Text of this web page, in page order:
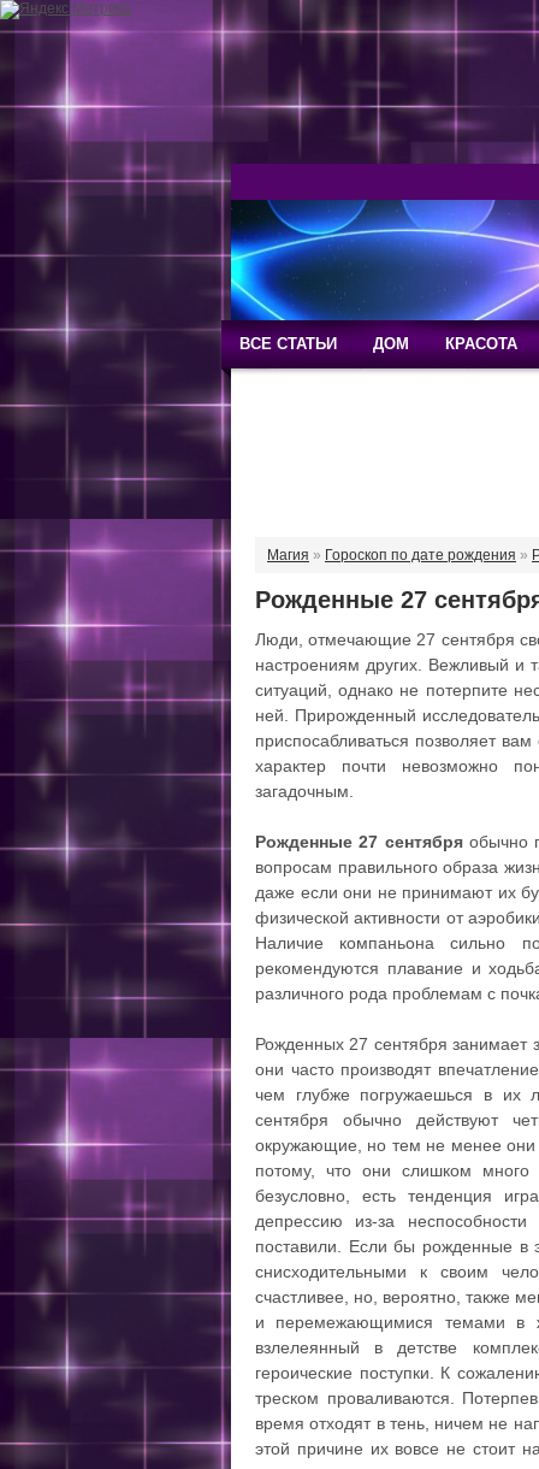
ВСЕ СТАТЬИ ДОМ КРАСОТА
Магия » Гороскоп по дате рождения »
Рожденные 27
Люди, отмечающие 27 сентября
настроениям других. Вежливый и
ситуаций, однако не потерпите
ней. Прирожденный
приспосабливаться позволяет
характер почти невозможно
загадочным.
Рожденные 27 сентябряобычно
вопросам правильного образа
даже если они не принимают их
физической активности от
Наличие компаньона сильно
рекомендуются плавание и
различного рода проблемам с
Рожденных 27 сентября занимает
они часто производят
чем глубже погружаешься в их
сентября обычно действуют
окружающие, но тем не менее
потому, что они слишком
безусловно, есть тенденция
депрессию из-за
поставили. Если бы рожденные в
снисходительными к своим
счастливее, но, вероятно, также
и перемежающимися темами в
взлелеянный в детстве
героические поступки. К
треском проваливаются.
время отходят в тень, ничем не
этой причине их вовсе не стоит